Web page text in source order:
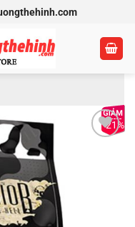
-21%